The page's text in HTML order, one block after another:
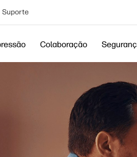
Suporte
Colaboração